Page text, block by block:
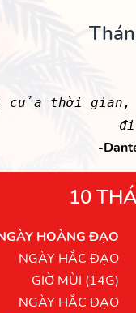
thời
-
10
HOÀNG ĐẠO
NGÀY HẮC ĐẠO
GIỜ MÙI (14G)
NGÀY HẮC ĐẠO